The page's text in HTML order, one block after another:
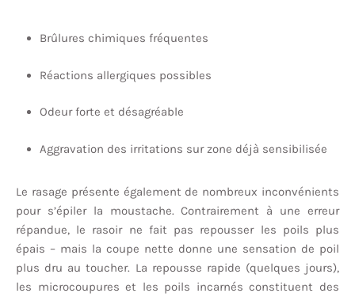
Brûlures chimiques fréquentes
Réactions allergiques possibles
Odeur forte et désagréable
Aggravation des irritations sur zone déjà sensibilisée
Le rasage présente également de nombreux inconvénients
pour s’épiler la moustache. Contrairement à une erreur
répandue, le rasoir ne fait pas repousser les poils plus
épais – mais la coupe nette donne une sensation de poil
plus dru au toucher. La repousse rapide (quelques jours),
les microcoupures et les poils incarnés constituent des